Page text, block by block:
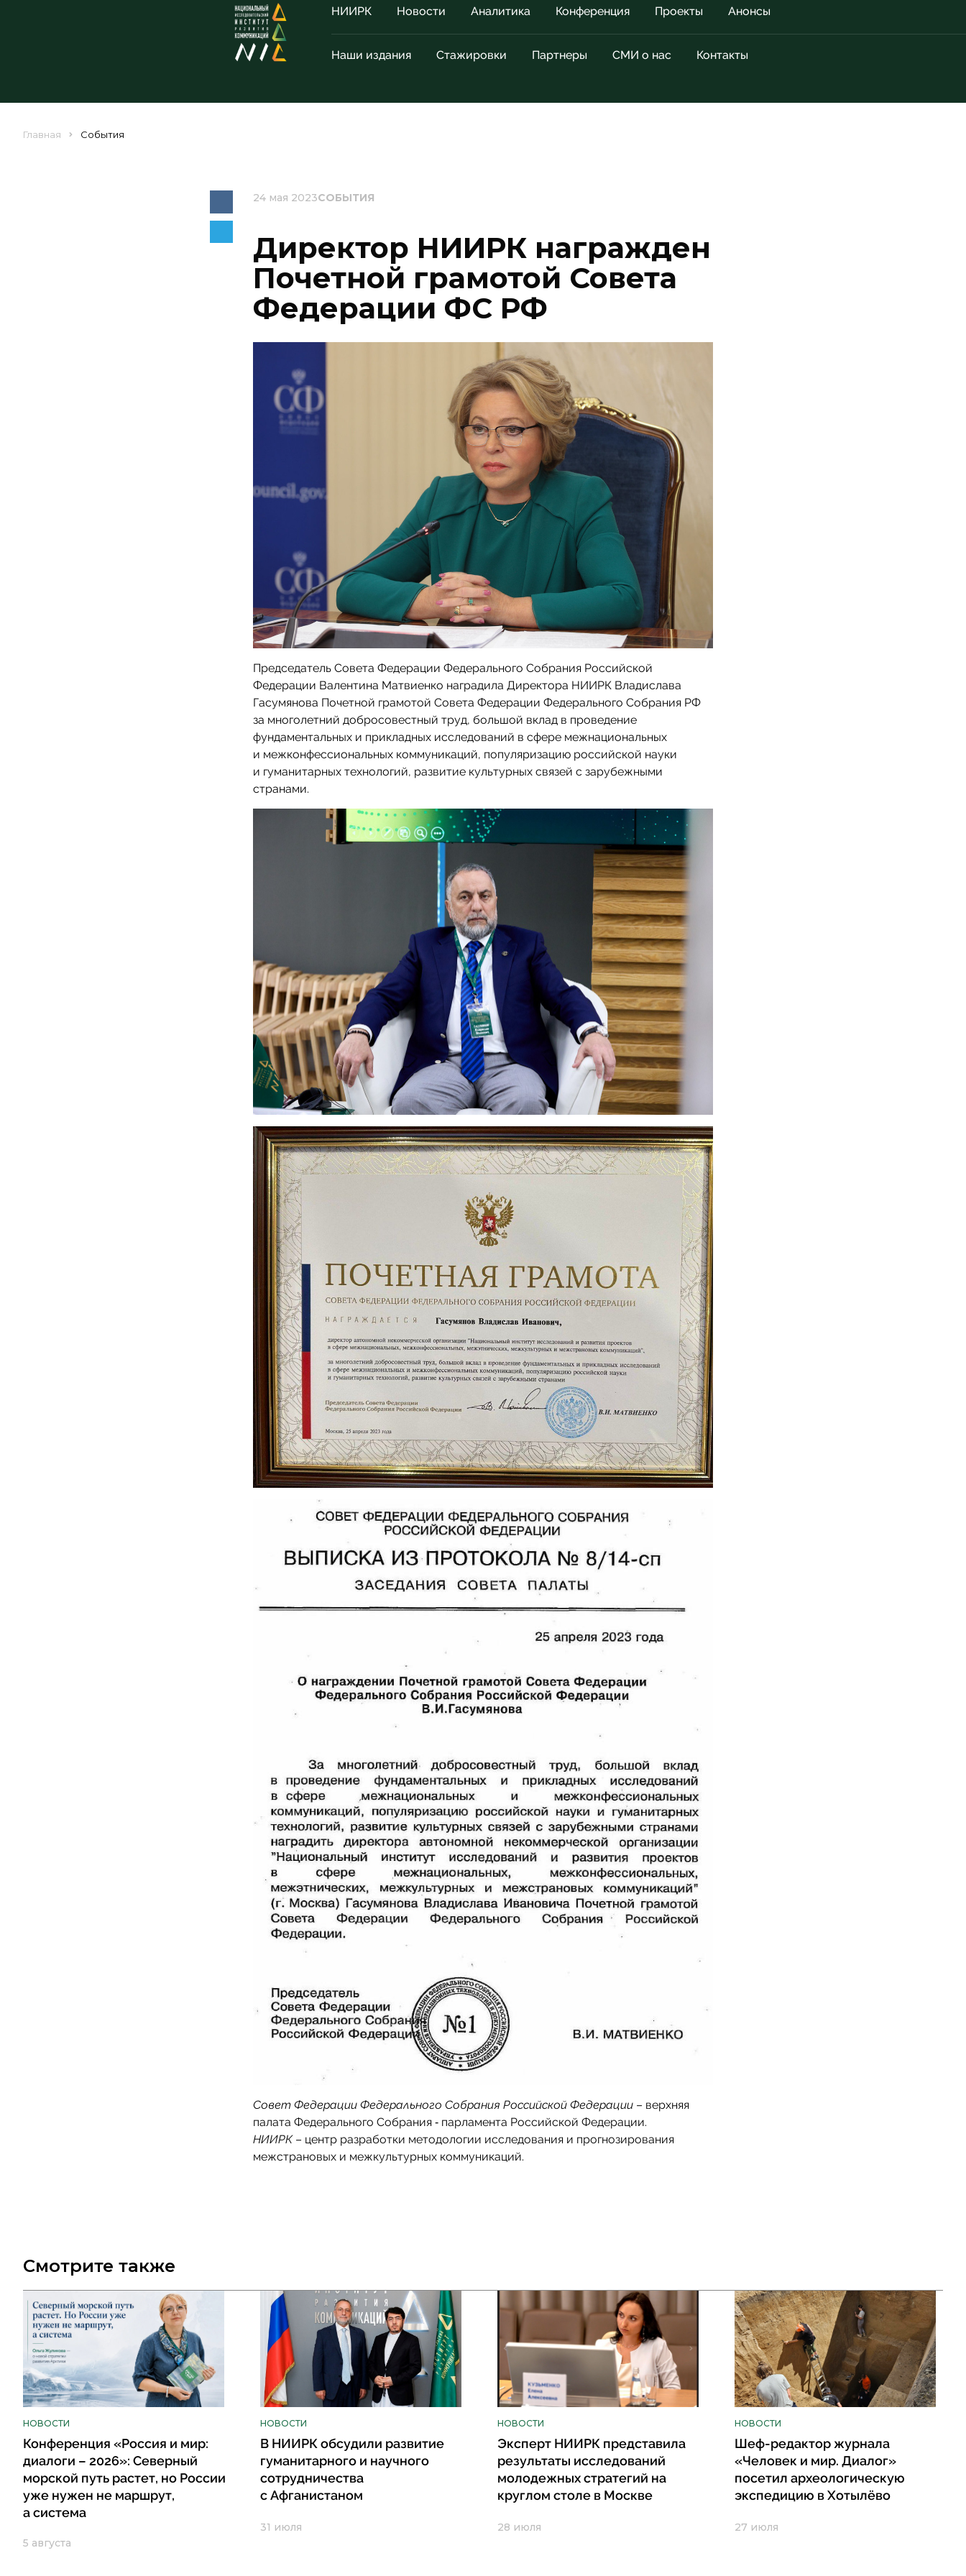
НИИРК Новости Аналитика Конференция Проекты Анонсы
Наши издания Стажировки Партнеры СМИ о нас Контакты
Главная События
24 мая 2023СОБЫТИЯ
Директор НИИРК награжден
Почетной грамотой Совета
Федерации ФС РФ
Председатель Совета Федерации Федерального Собрания Российской
Федерации Валентина Матвиенко наградила Директора НИИРК Владислава
Гасумянова Почетной грамотой Совета Федерации Федерального Собрания РФ
за многолетний добросовестный труд, большой вклад в проведение
фундаментальных и прикладных исследований в сфере межнациональных
и межконфессиональных коммуникаций, популяризацию российской науки
и гуманитарных технологий, развитие культурных связей с зарубежными
странами.
Совет Федерации Федерального Собрания Российской Федерации – верхняя
палата Федерального Собрания ‑ парламента Российской Федерации.
НИИРК– центр разработки методологии исследования и прогнозирования
межстрановых и межкультурных коммуникаций.
Смотрите также
НОВОСТИ
Конференция «Россия и мир:
диалоги – 2026»: Северный
морской путь растет, но России
уже нужен не маршрут,
а система
5 августа
НОВОСТИ
В НИИРК обсудили развитие
гуманитарного и научного
сотрудничества
с Афганистаном
31 июля
НОВОСТИ
Эксперт НИИРК представила
результаты исследований
молодежных стратегий на
круглом столе в Москве
28 июля
НОВОСТИ
Шеф-редактор журнала
«Человек и мир. Диалог»
посетил археологическую
экспедицию в Хотылёво
27 июля